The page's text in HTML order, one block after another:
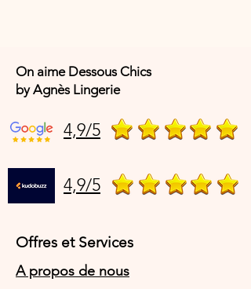
On aime Dessous Chics
by Agnès Lingerie
4,9/5
4,9/5
Offres et Services
A propos de nous